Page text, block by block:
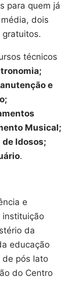
para quem já
dois
técnicos
e
Musical;
Idosos;
.
e
instituição
da
educação
de pós lato
do Centro